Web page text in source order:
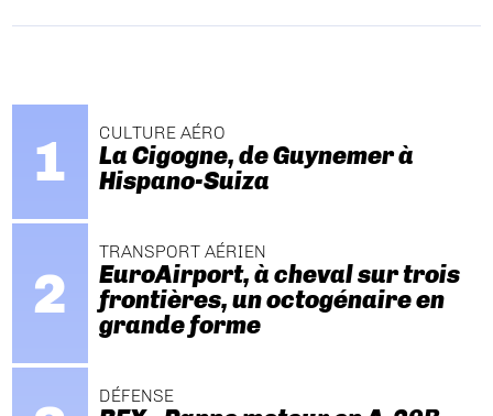
CULTURE AÉRO
La Cigogne, de Guynemer à
Hispano-Suiza
TRANSPORT AÉRIEN
EuroAirport, à cheval sur trois
frontières, un octogénaire en
grande forme
DÉFENSE